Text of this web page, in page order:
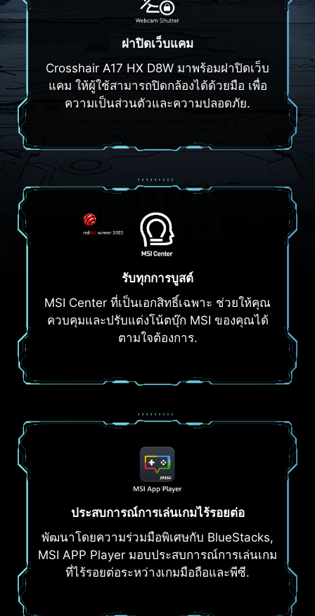
ฝาปิดเว็บแคม
Crosshair A17 HX D8W มาพร้อมฝาปิดเว็บ
แคม ให้ผู้ใช้สามารถปิดกล้องได้ด้วยมือ เพื่อ
ความเป็นส่วนตัวและความปลอดภัย.
รับทุกการบูสต์
MSI Center ที่เป็นเอกสิทธิ์เฉพาะ ช่วยให้คุณ
ควบคุมและปรับแต่งโน้ตบุ๊ก MSI ของคุณได้
ตามใจต้องการ.
ประสบการณ์การเล่นเกมไร้รอยต่อ
พัฒนาโดยความร่วมมือพิเศษกับ BlueStacks,
MSI APP Player มอบประสบการณ์การเล่นเกม
ที่ไร้รอยต่อระหว่างเกมมือถือและพีซี.